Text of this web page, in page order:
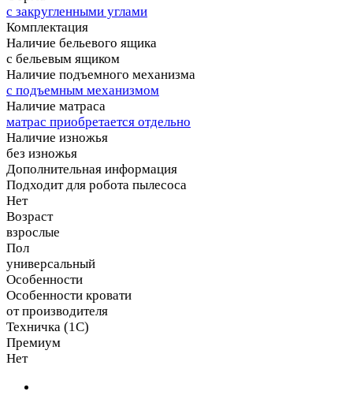
с закругленными углами
Комплектация
Наличие бельевого ящика
с бельевым ящиком
Наличие подъемного механизма
с подъемным механизмом
Наличие матраса
матрас приобретается отдельно
Наличие изножья
без изножья
Дополнительная информация
Подходит для робота пылесоса
Нет
Возраст
взрослые
Пол
универсальный
Особенности
Особенности кровати
от производителя
Техничка (1С)
Премиум
Нет